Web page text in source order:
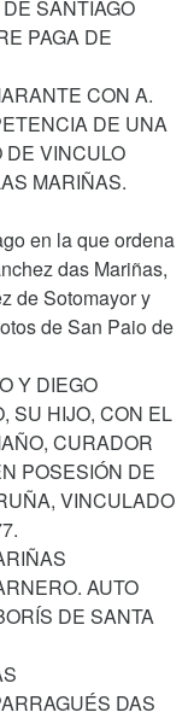
SANTIAGO
PAGA DE
CON A.
DE UNA
DE VINCULO
MARIÑAS.
en la que ordena
das Mariñas,
de Sotomayor y
de San Paio de
Y DIEGO
SU HIJO, CON EL
CURADOR
POSESIÓN DE
VINCULADO
AUTO
DE SANTA
DAS